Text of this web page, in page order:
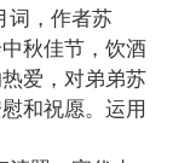
，作者苏
秋佳节，饮酒
爱，对弟弟苏
和祝愿。运用